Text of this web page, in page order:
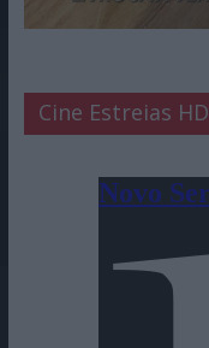
Cine Estreias HD